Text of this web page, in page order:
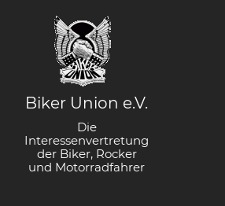
Biker Union e.V.
Die
Interessenvertretung
der Biker, Rocker
und Motorradfahrer